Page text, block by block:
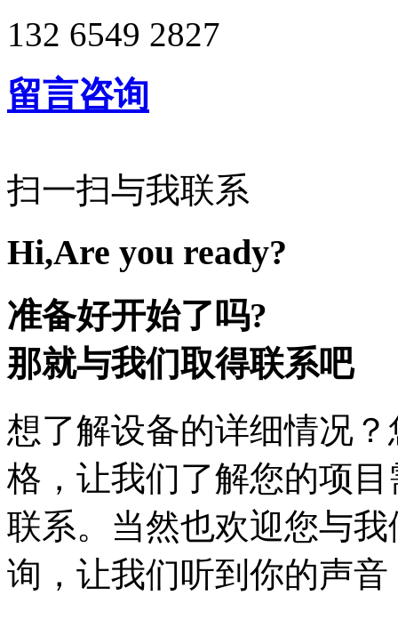
132 6549 2827
留言咨询
扫一扫与我联系
Hi,Are you ready?
准备好开始了吗?
那就与我们取得联系吧
想了解设备的详细情况
格，让我们了解您的项
联系。当然也欢迎您与
询，让我们听到你的声音